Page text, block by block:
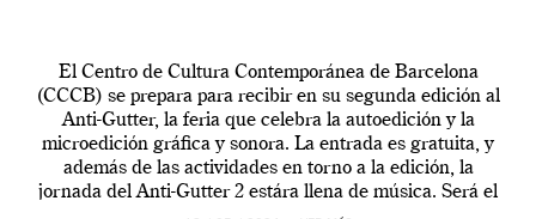
El Centro de Cultura Contemporánea de Barcelona
(CCCB) se prepara para recibir en su segunda edición al
Anti-Gutter, la feria que celebra la autoedición y la
microedición gráfica y sonora. La entrada es gratuita, y
además de las actividades en torno a la edición, la
jornada del Anti-Gutter 2 estára llena de música. Será el